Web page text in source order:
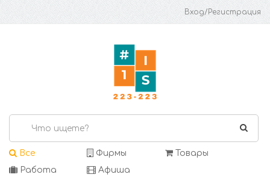
Вход/Регистрация
Все Фирмы
Товары
Работа
Афиша